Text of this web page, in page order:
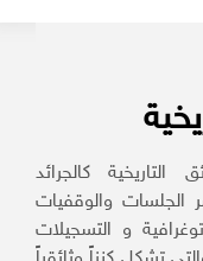
كالجرائد
الجلسات والوقفيات
و التسجيلات